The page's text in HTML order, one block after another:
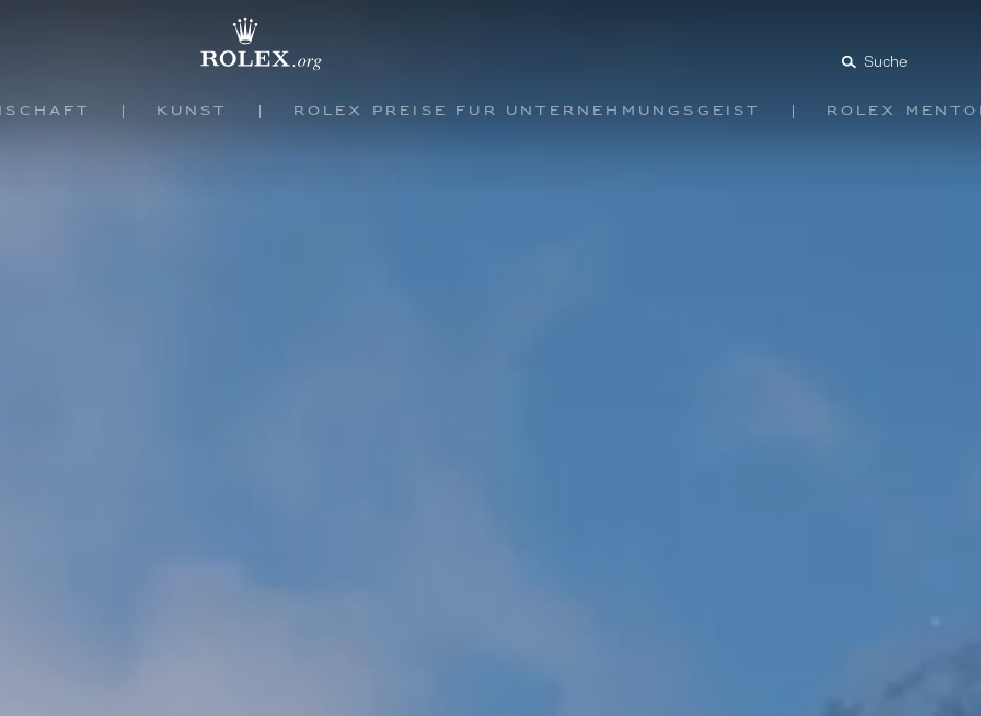
Suche
Kunst Rolex Preise für Unternehmungsgeist Rolex